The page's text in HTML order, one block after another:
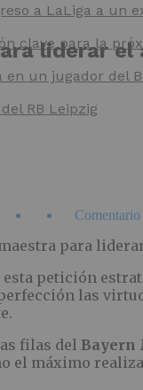
a LaLiga a un
clave para la
en un jugador del
RB Leipzig
liderar
Comentario
para
petición
las
filas del Bayern
el máximo